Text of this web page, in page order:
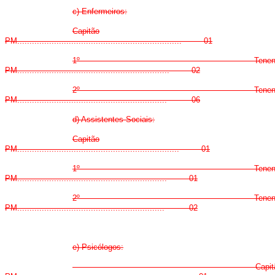
c) Enfermeiros:
Capitão
PM................................................................... 01
1º
PM.............................................................. 02
2º
PM............................................................. 06
d) Assistentes Sociais:
Capitão
PM.................................................................. 01
1º
PM............................................................. 01
2º
PM............................................................ 02
e) Psicólogos: